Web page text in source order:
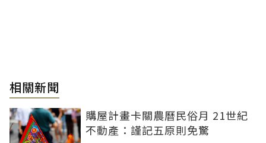
相關新聞
購屋計畫卡關農曆民俗月 21世紀
不動產：謹記五原則免驚